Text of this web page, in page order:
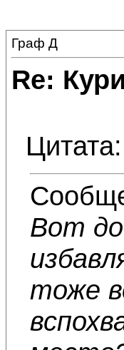
Граф Д
Re:
Цитата:
Вот
тоже